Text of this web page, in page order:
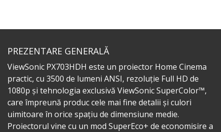
PREZENTARE GENERALĂ
ViewSonic PX703HDH este un proiector Home Cinema
practic, cu 3500 de lumeni ANSI, rezoluție Full HD de
1080p și tehnologia exclusivă ViewSonic SuperColor™,
care împreună produc cele mai fine detalii și culori
uimitoare în orice spațiu de dimensiune medie.
Proiectorul vine cu un mod SuperEco+ de economisire a